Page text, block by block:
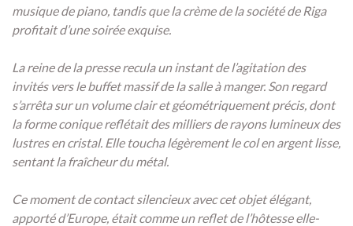
musique de piano, tandis que la crème de la société de Riga
profitait d’une soirée exquise.
La reine de la presse recula un instant de l’agitation des
invités vers le buffet massif de la salle à manger. Son regard
s’arrêta sur un volume clair et géométriquement précis, dont
la forme conique reflétait des milliers de rayons lumineux des
lustres en cristal. Elle toucha légèrement le col en argent lisse,
sentant la fraîcheur du métal.
Ce moment de contact silencieux avec cet objet élégant,
apporté d’Europe, était comme un reflet de l’hôtesse elle-